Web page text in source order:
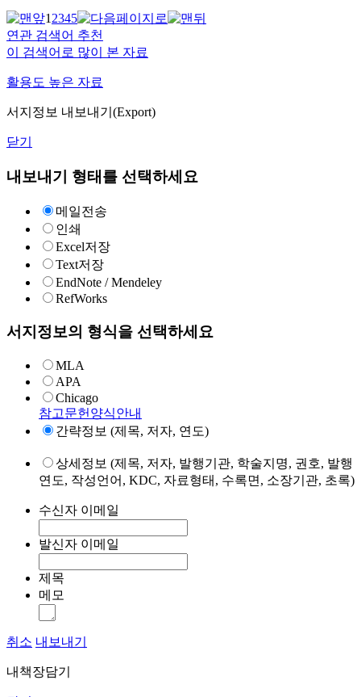
12345
연관 검색어 추천
이 검색어로 많이 본 자료
활용도 높은 자료
서지정보 내보내기(Export)
닫기
내보내기 형태를 선택하세요
메일전송
인쇄
Excel저장
Text저장
EndNote / Mendeley
RefWorks
서지정보의 형식을 선택하세요
MLA
APA
Chicago
참고문헌양식안내
간략정보 (제목, 저자, 연도)
상세정보 (제목, 저자, 발행기관, 학술지명, 권호, 발행
연도, 작성언어, KDC, 자료형태, 수록면, 소장기관, 초록)
수신자 이메일
발신자 이메일
제목
메모
취소 내보내기
내책장담기